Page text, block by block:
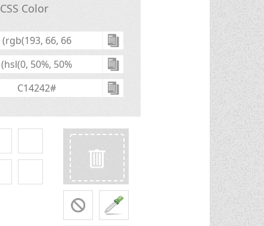
CSS Color